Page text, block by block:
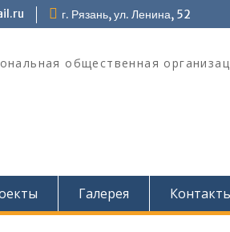
г. Рязань, ул. Ленина, 52
общественная
Галерея